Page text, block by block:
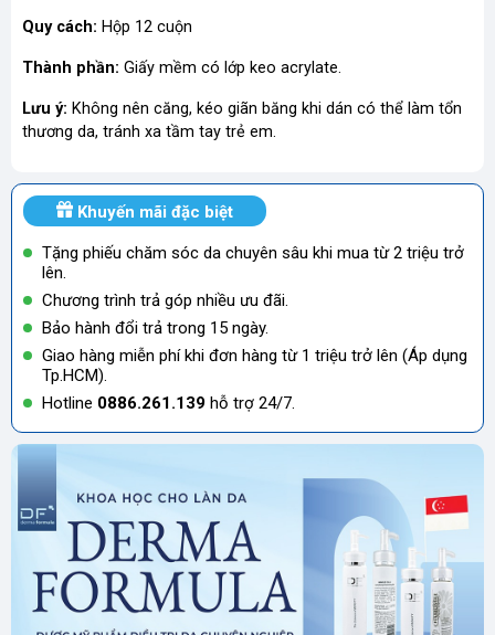
Quy cách: Hộp 12 cuộn
Thành phần: Giấy mềm có lớp keo acrylate.
Lưu ý: Không nên căng, kéo giãn băng khi dán có thể làm tổn
thương da, tránh xa tầm tay trẻ em.
Khuyến mãi đặc biệt
Tặng phiếu chăm sóc da chuyên sâu khi mua từ 2 triệu trở
lên.
Chương trình trả góp nhiều ưu đãi.
Bảo hành đổi trả trong 15 ngày.
Giao hàng miễn phí khi đơn hàng từ 1 triệu trở lên (Áp dụng
Tp.HCM).
Hotline 0886.261.139 hỗ trợ 24/7.